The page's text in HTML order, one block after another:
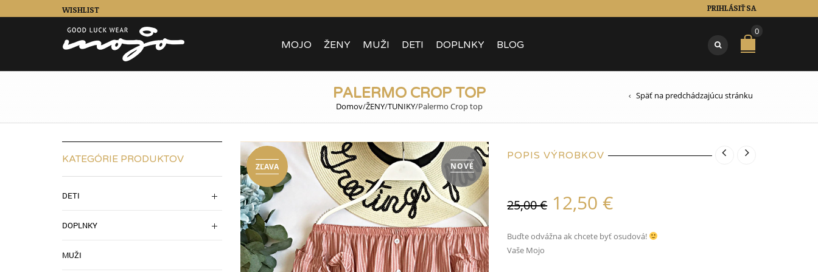
WISHLIST PRIHLÁSIŤ SA
MOJO ŽENY MUŽI DETI DOPLNKY BLOG
0
PALERMO CROP TOP
Domov/ŽENY/TUNIKY/Palermo Crop top
Späť na predchádzajúcu stránku
NOVÉ
ZĽAVA
POPIS VÝROBKOV
25,00€ 12,50 €
Buďte odvážna ak chcete byť osudová!
Vaše Mojo
KATEGÓRIE PRODUKTOV
DETI
DOPLNKY
MUŽI